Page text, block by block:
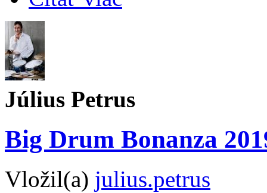
Július Petrus
Big Drum Bonanza
Vložil(a) julius.petrus